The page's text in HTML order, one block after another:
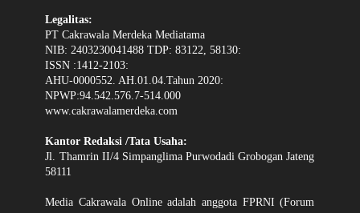
Legalitas:
PT Cakrawala Merdeka Mediatama
NIB: 2403230041488 TDP: 83122, 58130:
ISSN :1412-2103:
AHU-0000552. AH.01.04.Tahun 2020:
NPWP:94.542.576.7-514.000
www.cakrawalamerdeka.com
Kantor Redaksi /Tata Usaha:
Jl. Thamrin II/4 Simpanglima Purwodadi Grobogan Jateng
58111
Media Cakrawala Online adalah anggota FPRNI (Forum